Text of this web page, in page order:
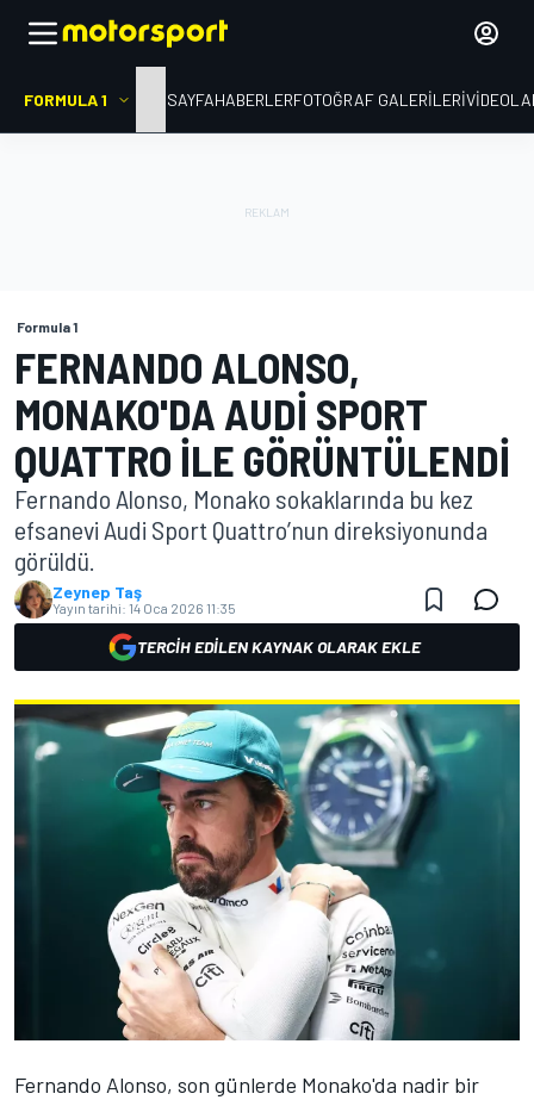
FORMULA 1 ANA SAYFAHABERLERFOTOĞRAF GALERILERI
Formula 1
FERNANDO ALONSO,
MONAKO'DA AUDI SPORT
QUATTRO ILE GÖRÜNTÜLENDI
Fernando Alonso, Monako sokaklarında bu kez
efsanevi Audi Sport Quattro’nun direksiyonunda
görüldü.
Zeynep Taş
Yayın tarihi: 14 Oca 2026 11:35
TERCIH EDILEN KAYNAK OLARAK EKLE
Fernando Alonso, son günlerde Monako'da nadir bir